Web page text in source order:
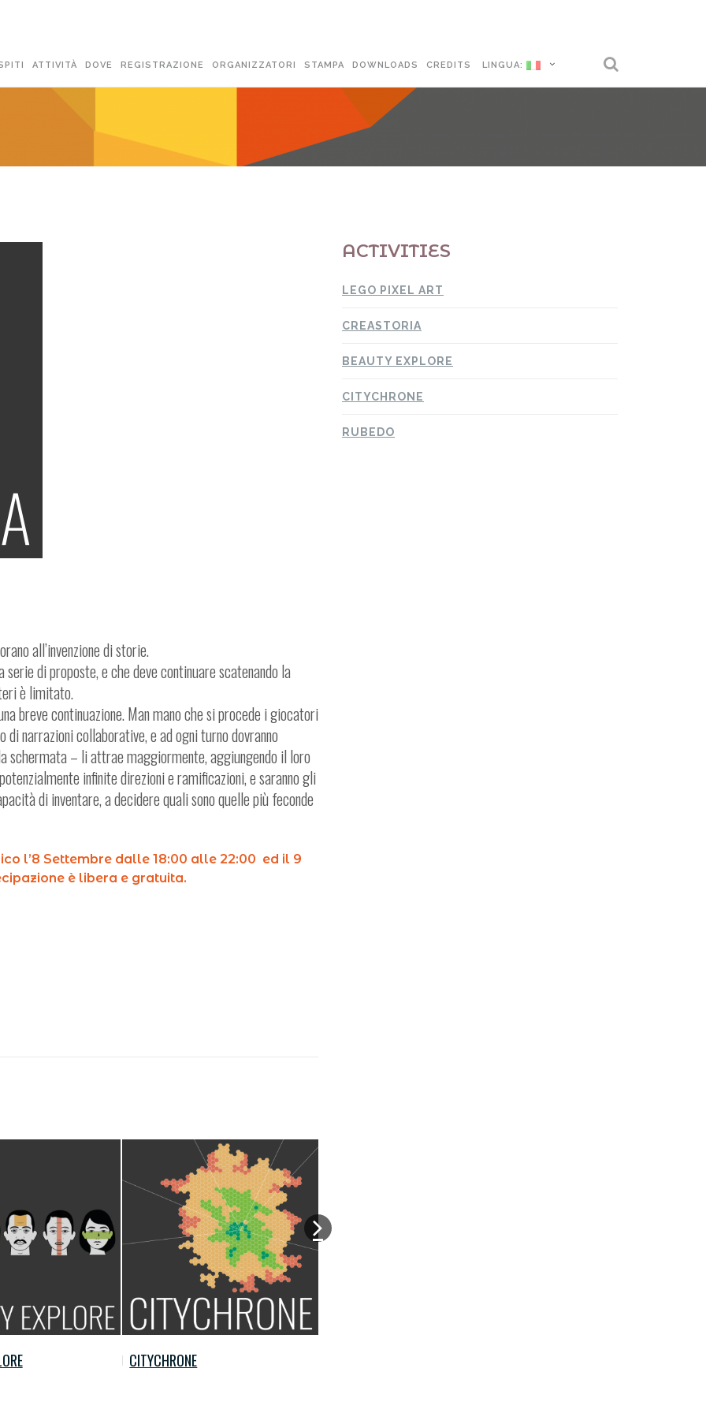
ATTIVITÀ DOVE REGISTRAZIONE ORGANIZZATORI STAMPA DOWNLOADS CREDITS LINGUA:
all’invenzione di storie.
di proposte, e che deve continuare scatenando la
è limitato.
breve continuazione. Man mano che si procede i giocatori
narrazioni collaborative, e ad ogni turno dovranno
schermata – li attrae maggiormente, aggiungendo il loro
infinite direzioni e ramificazioni, e saranno gli
di inventare, a decidere quali sono quelle più feconde
l’8 Settembre dalle 18:00 alle 22:00 ed il 9
è libera e gratuita.
CITYCHRONE
ACTIVITIES
LEGO PIXEL ART
CREASTORIA
BEAUTY EXPLORE
CITYCHRONE
RUBEDO